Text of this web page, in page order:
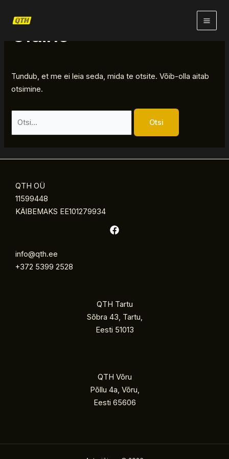
Üldine
Tundub, et me ei leia seda, mida te otsite. Võib-olla aitab
otsimine.
QTH OÜ
11599448
KÄIBEMAKS EE101279934
info@qth.ee
+372 5399 2528
QTH Tartu
Sõbra 43, Tartu,
Eesti 51013
QTH Võru
Põllu 4a, Võru,
Eesti 65606